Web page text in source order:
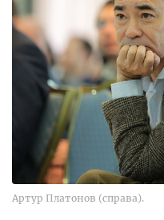
Артур Платонов (справа).